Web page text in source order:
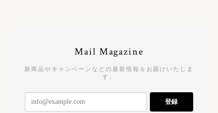
Mail Magazine
新商品やキャンペーンなどの最新情報をお届けいたしま
す。
登録